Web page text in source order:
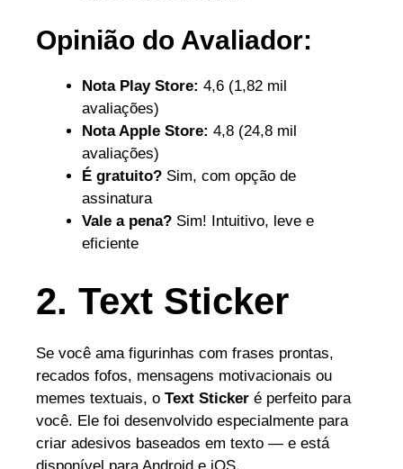
Opinião do Avaliador:
Nota Play Store: 4,6 (1,82 mil
avaliações)
Nota Apple Store: 4,8 (24,8 mil
avaliações)
É gratuito? Sim, com opção de
assinatura
Vale a pena? Sim! Intuitivo, leve e
eficiente
2. Text Sticker
Se você ama figurinhas com frases prontas,
recados fofos, mensagens motivacionais ou
memes textuais, o Text Sticker é perfeito para
você. Ele foi desenvolvido especialmente para
criar adesivos baseados em texto — e está
disponível para Android e iOS.